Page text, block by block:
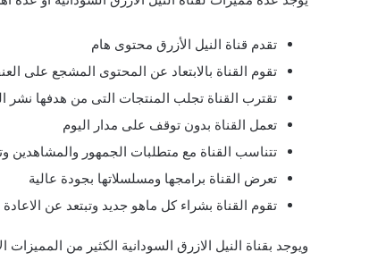
تقدم قناة النيل الأزرق محتوى هام
تقوم القناة بالابتعاد عن المحتوى المشجع على
تقترب القناة تجلب المنتجات التى من هدفها نشر
تعمل القناة بدون توقف على مدار اليوم
تتناسب القناة مع متطلبات الجمهور والمشاهدين
تعرض القناة برامجها ومسلسلاتها بجودة عالية
تقوم القناة بشراء كل ماهو جديد وتبتعد عن
ويوجد بقناة النيل الازرق السودانية الكثير من المميزات